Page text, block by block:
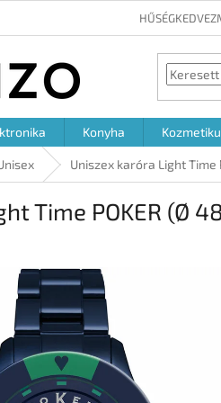
Konyha
Uniszex karóra Light Time
Time POKER (Ø